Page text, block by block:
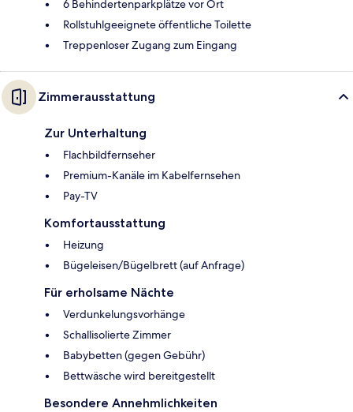
6 Behindertenparkplätze vor Ort
Rollstuhlgeeignete öffentliche Toilette
Treppenloser Zugang zum Eingang
Zimmerausstattung
Zur Unterhaltung
Flachbildfernseher
Premium-Kanäle im Kabelfernsehen
Pay-TV
Komfortausstattung
Heizung
Bügeleisen/Bügelbrett (auf Anfrage)
Für erholsame Nächte
Verdunkelungsvorhänge
Schallisolierte Zimmer
Babybetten (gegen Gebühr)
Bettwäsche wird bereitgestellt
Besondere Annehmlichkeiten